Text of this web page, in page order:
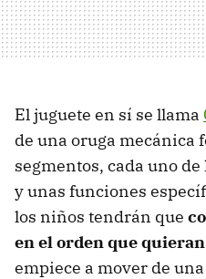
El juguete en sí se llama
de una oruga mecánica
segmentos, cada uno
y unas funciones
los niños tendrán que
en el orden que quieran
empiece a mover de